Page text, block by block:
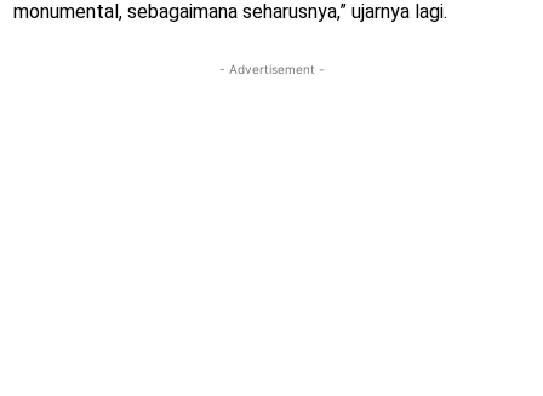
monumental, sebagaimana seharusnya,” ujarnya lagi.
- Advertisement -